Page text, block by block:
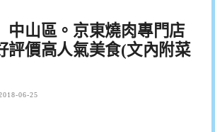
中山區。京東燒肉專門店
評價高人氣美食(文內附菜
06-25